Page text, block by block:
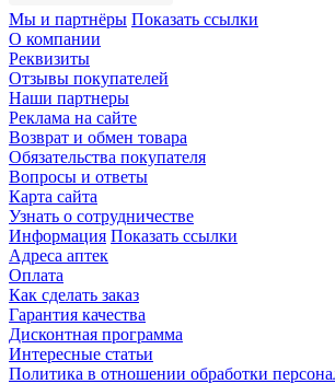
Мы и партнёры Показать ссылки
О компании
Реквизиты
Отзывы покупателей
Наши партнеры
Реклама на сайте
Возврат и обмен товара
Обязательства покупателя
Вопросы и ответы
Карта сайта
Узнать о сотрудничестве
Информация Показать ссылки
Адреса аптек
Оплата
Как сделать заказ
Гарантия качества
Дисконтная программа
Интересные статьи
Политика в отношении обработки